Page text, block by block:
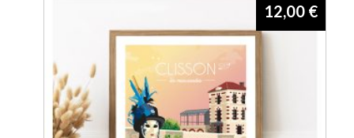
12,00 €